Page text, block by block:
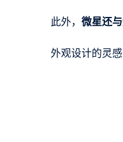
此外， 微星还
外观设计的灵